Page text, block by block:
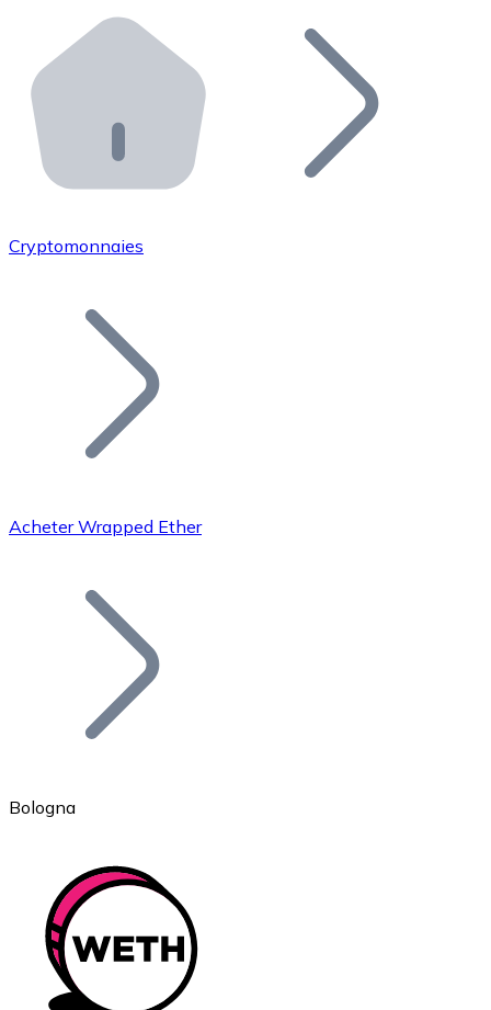
Distributeurs automatiques Bitnovo
Intégrez un ATM Bitnovo dans votre entreprise et
API Bitnovo
Intégrez notre API dans votre écosystème.
Rejoignez notre réseau de distributeurs et
Ajoutez le token de votre projet à notre service
Bitcoin
Ethereum
ETH
Cryptomonnaies
Acheter Wrapped Ether
Bologna